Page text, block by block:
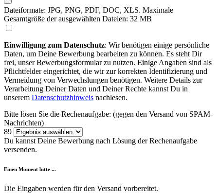
Dateiformate: JPG, PNG, PDF, DOC, XLS. Maximale
Gesamtgröße der ausgewählten Dateien: 32 MB
Einwilligung zum Datenschutz: Wir benötigen einige persönliche
Daten, um Deine Bewerbung bearbeiten zu können. Es steht Dir
frei, unser Bewerbungsformular zu nutzen. Einige Angaben sind als
Pflichtfelder eingerichtet, die wir zur korrekten Identifizierung und
Vermeidung von Verwechslungen benötigen. Weitere Details zur
Verarbeitung Deiner Daten und Deiner Rechte kannst Du in
unserem Datenschutzhinweis nachlesen.
Bitte lösen Sie die Rechenaufgabe: (gegen den Versand von SPAM-
Nachrichten)
89
Du kannst Deine Bewerbung nach Lösung der Rechenaufgabe
versenden.
Einen Moment bitte ...
Die Eingaben werden für den Versand vorbereitet.